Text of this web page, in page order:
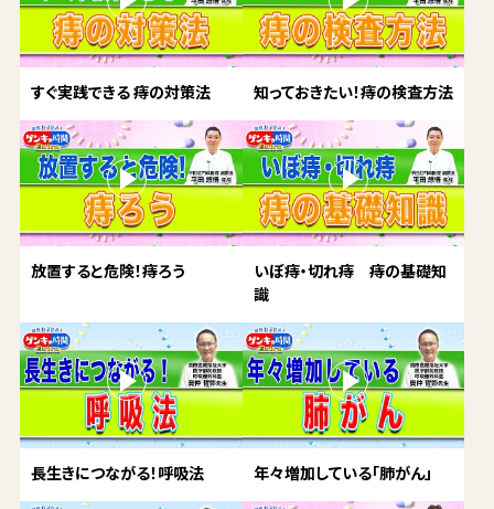
すぐ実践できる 痔の対策法 知っておきたい！痔の検査方法
放置すると危険！痔ろう
いぼ痔・切れ痔 痔の基礎知
識
長生きにつながる！呼吸法 年々増加している「肺がん」